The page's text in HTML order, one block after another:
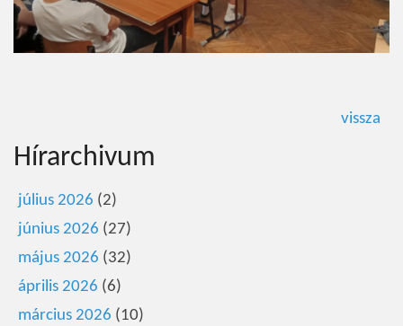
vissza
Hírarchivum
július 2026 (2)
június 2026 (27)
május 2026 (32)
április 2026 (6)
március 2026 (10)